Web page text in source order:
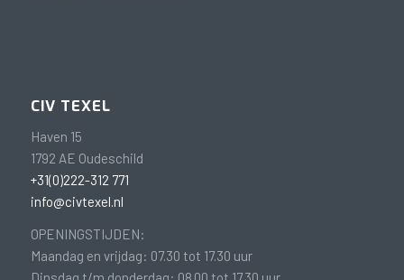
CIV TEXEL
Haven 15
1792 AE Oudeschild
+31(0)222-312 771
info@civtexel.nl
OPENINGSTIJDEN:
Maandag en vrijdag: 07.30 tot 17.30 uur